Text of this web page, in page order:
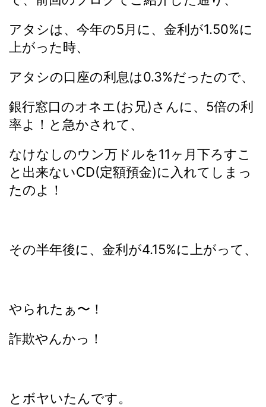
アタシは、今年の5月に、金利が1.50%に
上がった時、
アタシの口座の利息は0.3%だったので、
銀行窓口のオネエ(お兄)さんに、5倍の利
率よ！と急かされて、
なけなしのウン万ドルを11ヶ月下ろすこ
と出来ないCD(定額預金)に入れてしまっ
たのよ！
その半年後に、金利が4.15%に上がって、
やられたぁ〜！
詐欺やんかっ！
とボヤいたんです。